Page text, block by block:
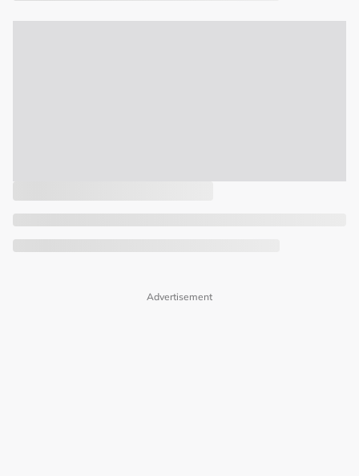
Advertisement